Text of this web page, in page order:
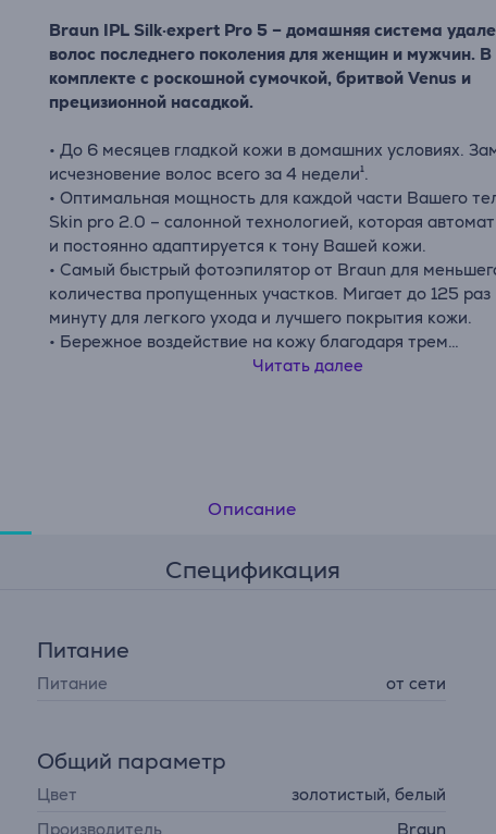
Braun IPL Silk·expert Pro 5 – домашняя система
волос последнего поколения для женщин и мужчин. В
комплекте с роскошной сумочкой, бритвойVenus и
прецизионной насадкой.
• До 6 месяцев гладкой кожи в домашних условиях.
исчезновение волос всего за 4 недели¹.
• Оптимальная мощность для каждой части Вашего
Skin pro 2.0 – салонной технологией, которая
и постоянно адаптируется к тону Вашей кожи.
• Самый быстрыйфотоэпилятор от Braun для
количества пропущенных участков. Мигает до 125 раз
минуту для легкого ухода и лучшего покрытия кожи.
• Бережное воздействие на кожу благодаря трем
чувствительным режимам, которые уменьшают
прецизионная насадка для лица и интимных зон.
¹ При использовании в соответствии с рекомендуемым
режимом отдельные результаты могут отличаться.
Читать далее
Описание
Спецификация
Питание
Питание от сети
Общий параметр
Цвет
золотистый, белый
Производитель
Braun